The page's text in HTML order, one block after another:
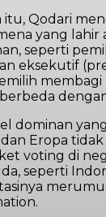
itu, Qodari
yang lahir
seperti
eksekutif
membagi
dominan
Eropa
voting di
seperti